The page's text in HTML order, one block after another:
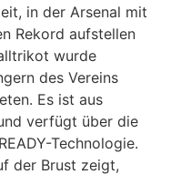
in der Arsenal mit
Rekord aufstellen
wurde
des Vereins
Es ist aus
verfügt über die
Technologie.
der Brust zeigt,